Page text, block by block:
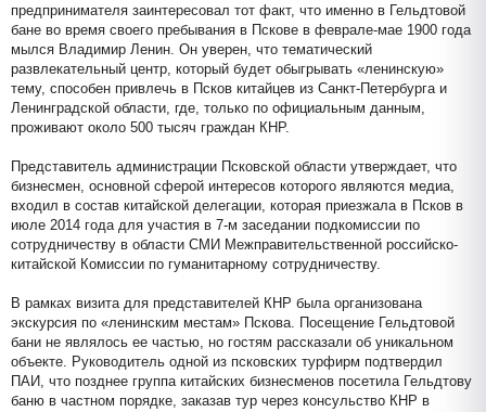
предпринимателя заинтересовал тот факт, что именно в Гельдтовой
бане во время своего пребывания в Пскове в феврале-мае 1900 года
мылся Владимир Ленин. Он уверен, что тематический
развлекательный центр, который будет обыгрывать «ленинскую»
тему, способен привлечь в Псков китайцев из Санкт-Петербурга и
Ленинградской области, где, только по официальным данным,
проживают около 500 тысяч граждан КНР.
Представитель администрации Псковской области утверждает, что
бизнесмен, основной сферой интересов которого являются медиа,
входил в состав китайской делегации, которая приезжала в Псков в
июле 2014 года для участия в 7-м заседании подкомиссии по
сотрудничеству в области СМИ Межправительственной российско-
китайской Комиссии по гуманитарному сотрудничеству.
В рамках визита для представителей КНР была организована
экскурсия по «ленинским местам» Пскова. Посещение Гельдтовой
бани не являлось ее частью, но гостям рассказали об уникальном
объекте. Руководитель одной из псковских турфирм подтвердил
ПАИ, что позднее группа китайских бизнесменов посетила Гельдтову
баню в частном порядке, заказав тур через консульство КНР в